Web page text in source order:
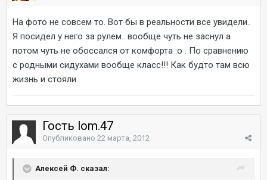
На фото не совсем то. Вот бы в реальности все увидели..
Я посидел у него за рулем.. вообще чуть не заснул а
потом чуть не обоссался от комфорта :o . По сравнению
с родными сидухами вообще класс!!! Как будто там всю
жизнь и стояли.
Гость lom.47
Опубликовано 22 марта, 2012
Алексей Ф. сказал: